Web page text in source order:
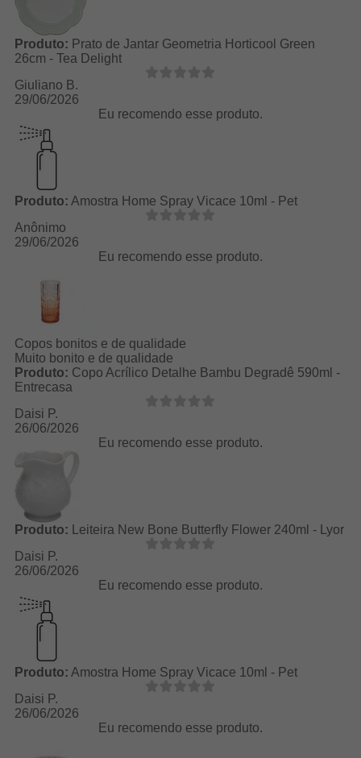
Produto: Prato de Jantar Geometria Horticool Green
26cm - Tea Delight
Giuliano B.
29/06/2026
Eu recomendo esse produto.
Produto: Amostra Home Spray Vicace 10ml - Pet
Anônimo
29/06/2026
Eu recomendo esse produto.
Copos bonitos e de qualidade
Muito bonito e de qualidade
Produto: Copo Acrílico Detalhe Bambu Degradê 590ml -
Entrecasa
Daisi P.
26/06/2026
Eu recomendo esse produto.
Produto: Leiteira New Bone Butterfly Flower 240ml - Lyor
Daisi P.
26/06/2026
Eu recomendo esse produto.
Produto: Amostra Home Spray Vicace 10ml - Pet
Daisi P.
26/06/2026
Eu recomendo esse produto.